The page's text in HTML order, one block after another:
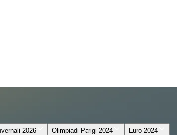
2026 Olimpiadi Parigi 2024 Euro 2024